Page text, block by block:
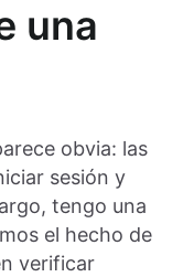
una
obvia: las
sesión y
tengo una
el hecho de
verificar